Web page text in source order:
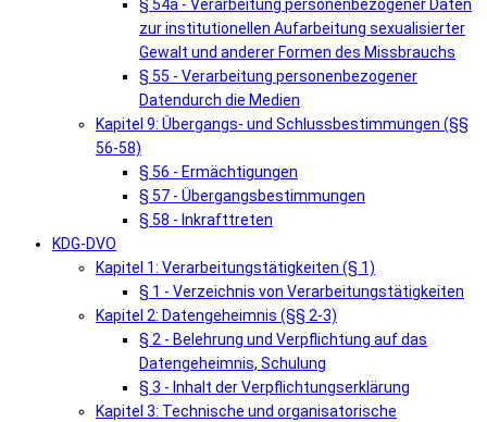
§ 54a - Verarbeitung personenbezogener Daten
zur institutionellen Aufarbeitung sexualisierter
Gewalt und anderer Formen des Missbrauchs
§ 55 - Verarbeitung personenbezogener
Datendurch die Medien
Kapitel 9: Übergangs- und Schlussbestimmungen (§§
56-58)
§ 56 - Ermächtigungen
§ 57 - Übergangsbestimmungen
§ 58 - Inkrafttreten
KDG-DVO
Kapitel 1: Verarbeitungstätigkeiten (§ 1)
§ 1 - Verzeichnis von Verarbeitungstätigkeiten
Kapitel 2: Datengeheimnis (§§ 2-3)
§ 2 - Belehrung und Verpflichtung auf das
Datengeheimnis, Schulung
§ 3 - Inhalt der Verpflichtungserklärung
Kapitel 3: Technische und organisatorische